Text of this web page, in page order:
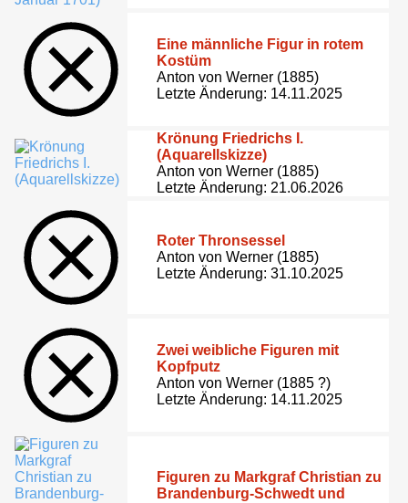
Eine männliche Figur in rotem
Kostüm
Anton von Werner (1885)
Letzte Änderung: 14.11.2025
Krönung Friedrichs I.
(Aquarellskizze)
Anton von Werner (1885)
Letzte Änderung: 21.06.2026
Roter Thronsessel
Anton von Werner (1885)
Letzte Änderung: 31.10.2025
Zwei weibliche Figuren mit
Kopfputz
Anton von Werner (1885 ?)
Letzte Änderung: 14.11.2025
Figuren zu Markgraf Christian zu
Brandenburg-Schwedt und